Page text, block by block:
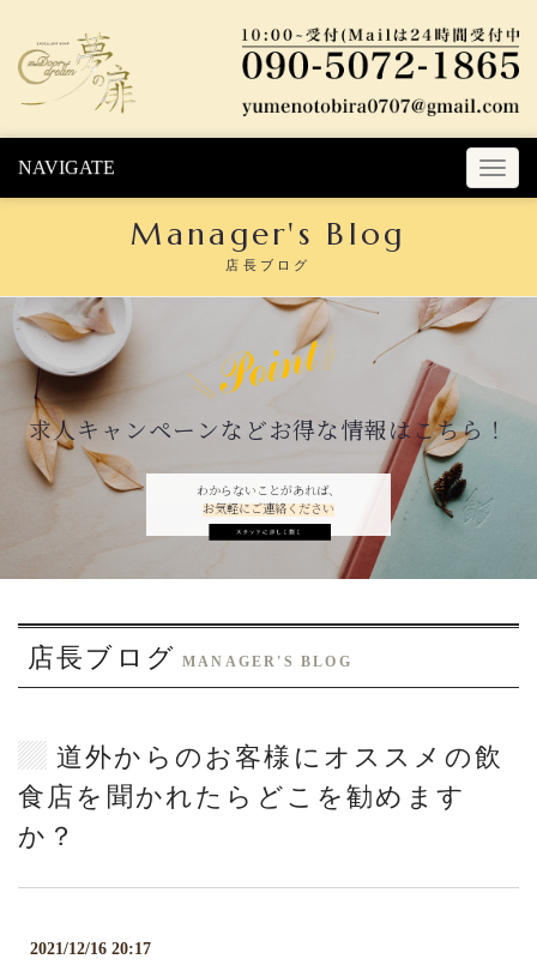
T
o
e
g
NAVIGATE
Manager's Blog
店長ブログ
わからないことがあれば、
お気軽にご連絡ください
求人キャンペーンなどお得な情報はこちら！
店長ブログ MANAGER'S BLOG
道外からのお客様にオススメの飲
食店を聞かれたらどこを勧めます
か？
2021/12/16 20:17